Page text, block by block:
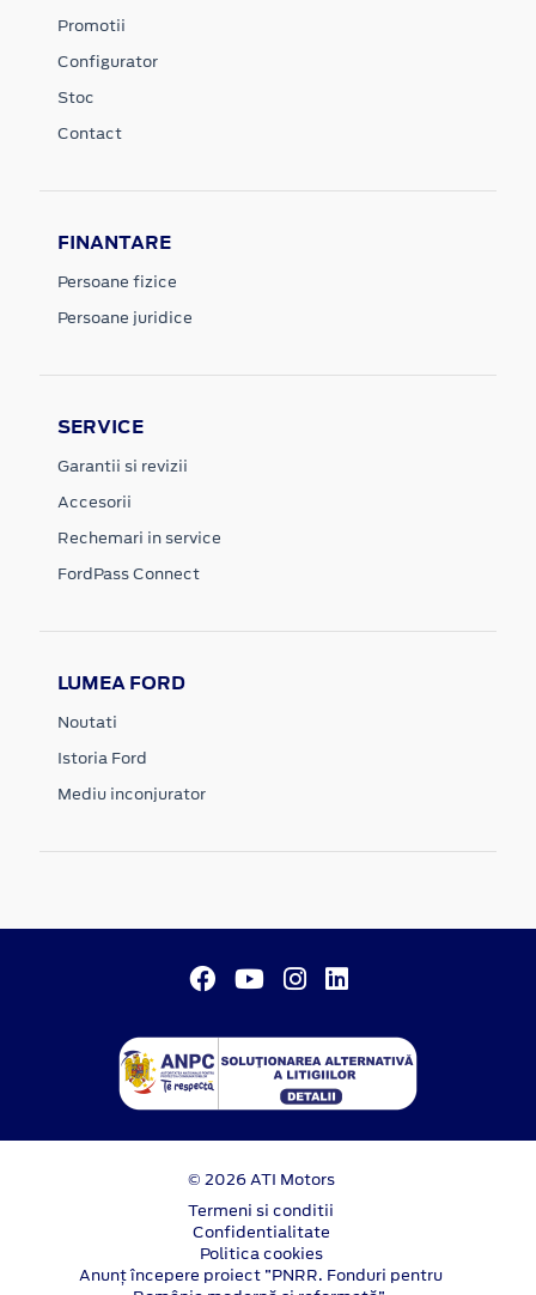
Promotii
Configurator
Stoc
Contact
FINANTARE
Persoane fizice
Persoane juridice
SERVICE
Garantii si revizii
Accesorii
Rechemari in service
FordPass Connect
LUMEA FORD
Noutati
Istoria Ford
Mediu inconjurator
© 2026 ATI Motors
Termeni si conditii
Confidentialitate
Politica cookies
Anunț începere proiect ”PNRR. Fonduri pentru